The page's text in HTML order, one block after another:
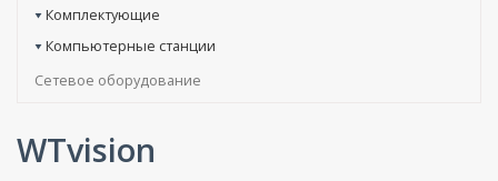
Комплектующие
Компьютерные станции
Сетевое оборудование
WTvision